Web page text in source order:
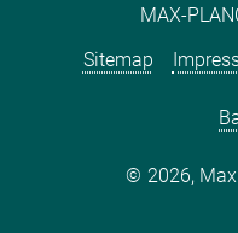
MAX-
Sitemap
2026,